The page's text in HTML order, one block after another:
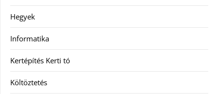
Hegyek
Informatika
Kertépítés Kerti tó
Költöztetés